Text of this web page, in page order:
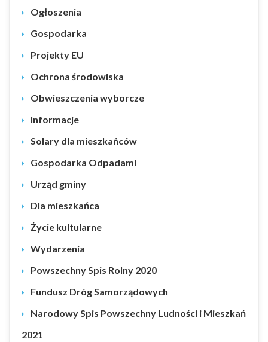
Ogłoszenia
Gospodarka
Projekty EU
Ochrona środowiska
Obwieszczenia wyborcze
Informacje
Solary dla mieszkańców
Gospodarka Odpadami
Urząd gminy
Dla mieszkańca
Życie kultularne
Wydarzenia
Powszechny Spis Rolny 2020
Fundusz Dróg Samorządowych
Narodowy Spis Powszechny Ludności i Mieszkań
2021